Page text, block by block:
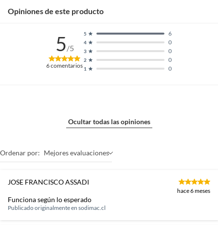
Opiniones de este producto
5/5
6comentarios 1 0
2 0
3 0
4 0
5 6
Ocultar todas las opiniones
Ordenar por: Mejores evaluaciones
JOSE FRANCISCO ASSADI
hace 6 meses
Funciona según lo esperado
Publicado originalmente en sodimac.cl